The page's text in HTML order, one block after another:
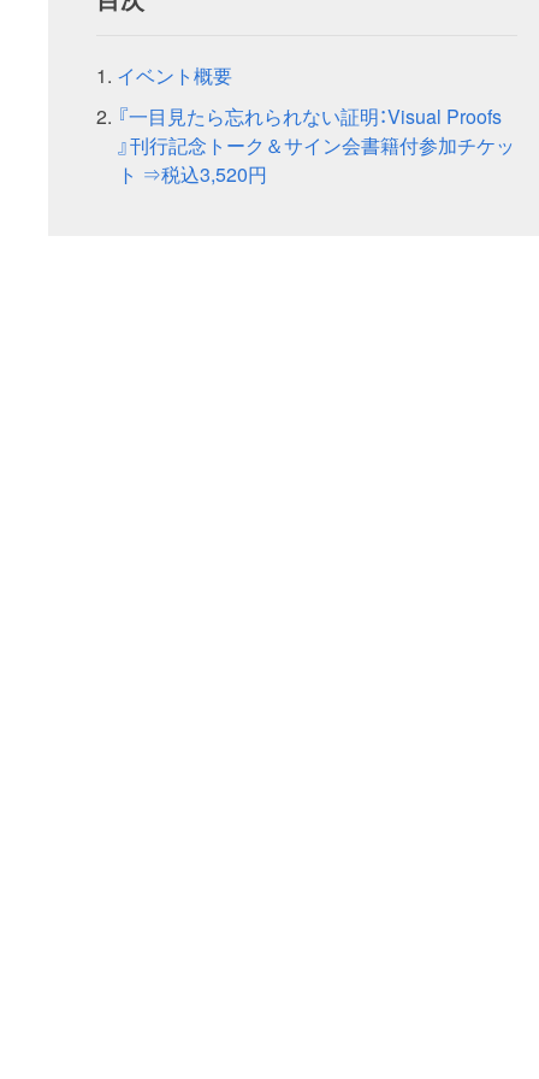
イベント概要
『一目見たら忘れられない証明：Visual Proofs
』刊行記念トーク＆サイン会書籍付参加チケッ
ト ⇒税込3,520円